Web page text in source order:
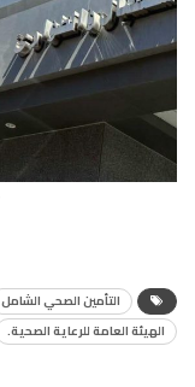
التأمين الصحي الشامل
الهيئة العامة للرعاية الصحية.